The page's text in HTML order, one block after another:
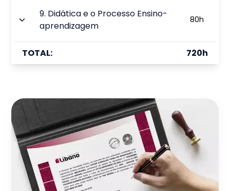
9. Didática e o Processo Ensino-
aprendizagem
80h
TOTAL: 720h